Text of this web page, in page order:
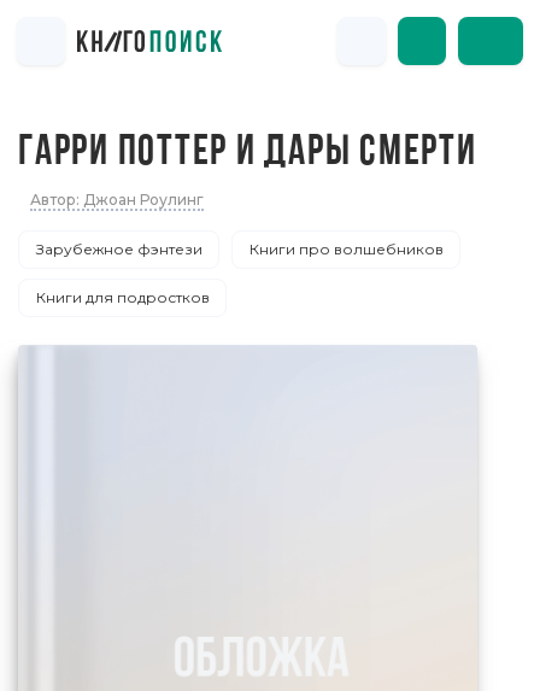
ГАРРИ ПОТТЕР И ДАРЫ СМЕРТИ
Автор: Джоан Роулинг
Зарубежное фэнтези Книги про волшебников
Книги для подростков